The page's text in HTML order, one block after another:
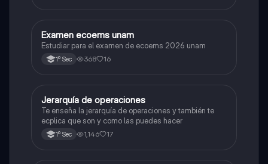
Español
Examen ecoems unam
Estudiar para el examen de ecoems 2026 unam
1º Sec 368 16
Matemáticas
Jerarquía de operaciones
Te enseña la jerarquía de operaciones y también te
ecplica que son y como las puedes hacer
1º Sec 1,146 17